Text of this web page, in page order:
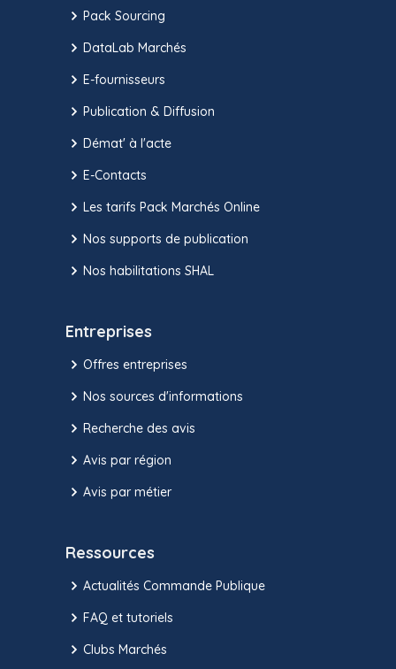
Pack Sourcing
DataLab Marchés
E-fournisseurs
Publication & Diffusion
Démat' à l'acte
E-Contacts
Les tarifs Pack Marchés Online
Nos supports de publication
Nos habilitations SHAL
Entreprises
Offres entreprises
Nos sources d'informations
Recherche des avis
Avis par région
Avis par métier
Ressources
Actualités Commande Publique
FAQ et tutoriels
Clubs Marchés